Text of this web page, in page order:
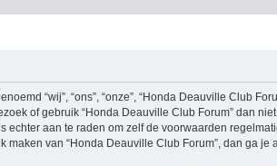
“wij”, “ons”, “onze”, “Honda Deauville Club
of gebruik “Honda Deauville Club Forum” dan
aan te raden om zelf de voorwaarden
van “Honda Deauville Club Forum”, dan ga